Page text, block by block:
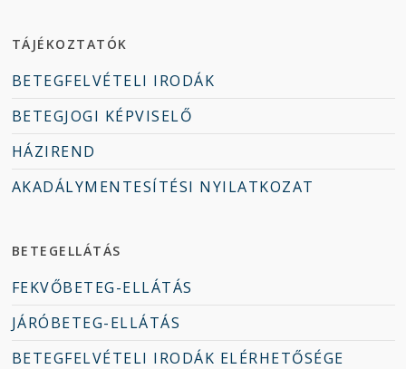
TÁJÉKOZTATÓK
BETEGFELVÉTELI IRODÁK
BETEGJOGI KÉPVISELŐ
HÁZIREND
AKADÁLYMENTESÍTÉSI NYILATKOZAT
BETEGELLÁTÁS
FEKVŐBETEG-ELLÁTÁS
JÁRÓBETEG-ELLÁTÁS
BETEGFELVÉTELI IRODÁK ELÉRHETŐSÉGE